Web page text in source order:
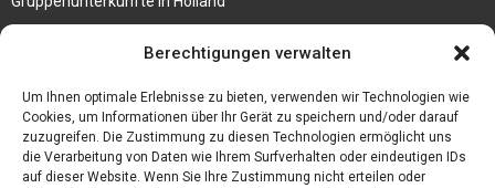
Berechtigungen verwalten
Um Ihnen optimale Erlebnisse zu bieten, verwenden wir Technologien wie
Cookies, um Informationen über Ihr Gerät zu speichern und/oder darauf
zuzugreifen. Die Zustimmung zu diesen Technologien ermöglicht uns
die Verarbeitung von Daten wie Ihrem Surfverhalten oder eindeutigen IDs
auf dieser Website. Wenn Sie Ihre Zustimmung nicht erteilen oder
Jutebeutel kaufen und ihre Strapazierfähigkeit nutzen
Personalhandbuch
10 Tipps um einen guten Eindruck zu machen
Sahnemaschine